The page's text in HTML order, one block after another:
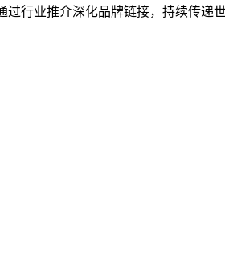
业推介深化品牌链接，持续传递